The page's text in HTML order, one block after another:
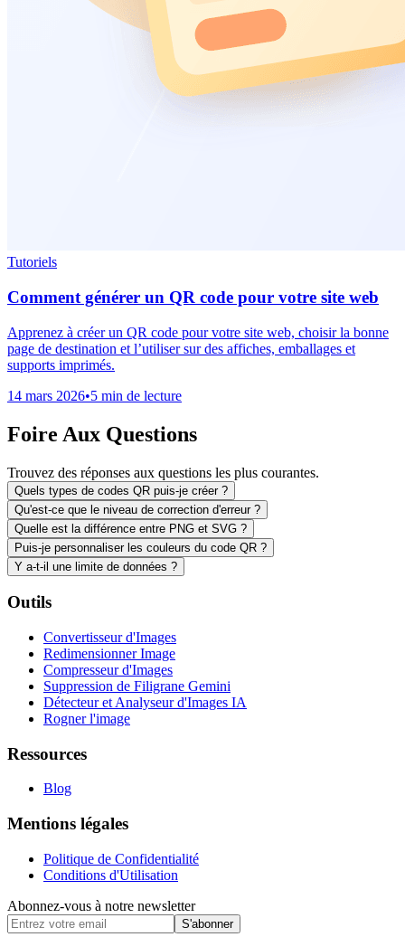
Tutoriels
Comment générer un QR code pour votre site web
Apprenez à créer un QR code pour votre site web, choisir la bonne
page de destination et l’utiliser sur des affiches, emballages et
supports imprimés.
14 mars 2026•5 min de lecture
Foire Aux Questions
Trouvez des réponses aux questions les plus courantes.
Quels types de codes QR puis-je créer ?
Qu'est-ce que le niveau de correction d'erreur ?
Quelle est la différence entre PNG et SVG ?
Puis-je personnaliser les couleurs du code QR ?
Y a-t-il une limite de données ?
Outils
Convertisseur d'Images
Redimensionner Image
Compresseur d'Images
Suppression de Filigrane Gemini
Détecteur et Analyseur d'Images IA
Rogner l'image
Ressources
Blog
Mentions légales
Politique de Confidentialité
Conditions d'Utilisation
Abonnez-vous à notre newsletter
S'abonner